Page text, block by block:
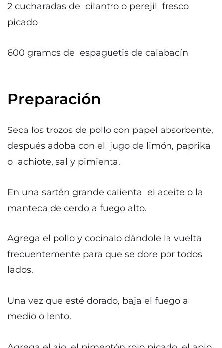
2 cucharadas de cilantro o perejil fresco
picado
600 gramos de espaguetis de calabacín
Preparación
Seca los trozos de pollo con papel absorbente,
después adoba con el jugo de limón, paprika
o achiote, sal y pimienta.
En una sartén grande calienta el aceite o la
manteca de cerdo a fuego alto.
Agrega el pollo y cocinalo dándole la vuelta
frecuentemente para que se dore por todos
lados.
Una vez que esté dorado, baja el fuego a
medio o lento.